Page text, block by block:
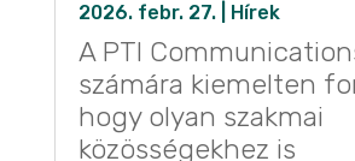
2026. febr. 27.| Hírek
A PTI
számára kiemelten
hogy olyan szakmai
közösségekhez is